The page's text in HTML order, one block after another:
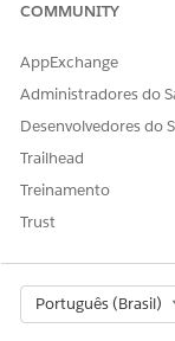
    }
}
ESTE
COMMUNITY
AppExchange
Administradores do
Desenvolvedores do
Trailhead
Treinamento
Trust
Português (Brasil)